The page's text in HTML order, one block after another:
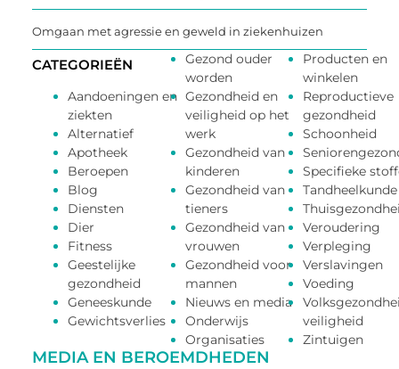
Omgaan met agressie en geweld in ziekenhuizen
CATEGORIEËN
Aandoeningen en
ziekten
Alternatief
Apotheek
Beroepen
Blog
Diensten
Dier
Fitness
Geestelijke
gezondheid
Geneeskunde
Gewichtsverlies
Gezond ouder
worden
Gezondheid en
veiligheid op het
werk
Gezondheid van
kinderen
Gezondheid van
tieners
Gezondheid van
vrouwen
Gezondheid voor
mannen
Nieuws en media
Onderwijs
Organisaties
Producten en
winkelen
Reproductieve
gezondheid
Schoonheid
Specifieke
Tandheelkunde
Veroudering
Verpleging
Verslavingen
Voeding
veiligheid
Zintuigen
MEDIA EN BEROEMDHEDEN